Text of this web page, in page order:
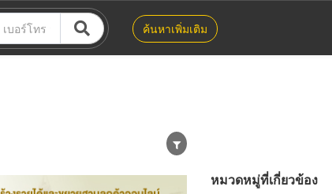
ค้นหาเพิ่มเติม
หมวดหมู่ที่เกี่ยวข้อง